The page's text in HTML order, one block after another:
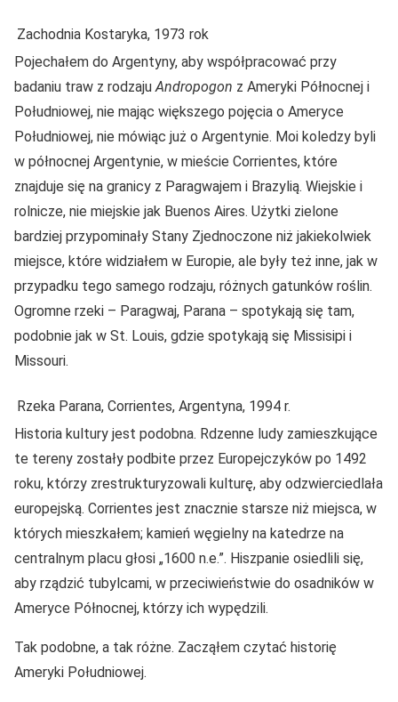
Zachodnia Kostaryka, 1973 rok
Pojechałem do Argentyny, aby współpracować przy
badaniu traw z rodzajuAndropogon z Ameryki Północnej i
Południowej, nie mając większego pojęcia o Ameryce
Południowej, nie mówiąc już o Argentynie. Moi koledzy byli
w północnej Argentynie, w mieście Corrientes, które
znajduje się na granicy z Paragwajem i Brazylią. Wiejskie i
rolnicze, nie miejskie jak Buenos Aires. Użytki zielone
bardziej przypominały Stany Zjednoczone niż jakiekolwiek
miejsce, które widziałem w Europie, ale były też inne, jak w
przypadku tego samego rodzaju, różnych gatunków roślin.
Ogromne rzeki – Paragwaj, Parana – spotykają się tam,
podobnie jak w St. Louis, gdzie spotykają się Missisipi i
Missouri.
Rzeka Parana, Corrientes, Argentyna, 1994 r.
Historia kultury jest podobna. Rdzenne ludy zamieszkujące
te tereny zostały podbite przez Europejczyków po 1492
roku, którzy zrestrukturyzowali kulturę, aby odzwierciedlała
europejską. Corrientes jest znacznie starsze niż miejsca, w
których mieszkałem; kamień węgielny na katedrze na
centralnym placu głosi „1600 n.e.”. Hiszpanie osiedlili się,
aby rządzić tubylcami, w przeciwieństwie do osadników w
Ameryce Północnej, którzy ich wypędzili.
Tak podobne, a tak różne. Zacząłem czytać historię
Ameryki Południowej.